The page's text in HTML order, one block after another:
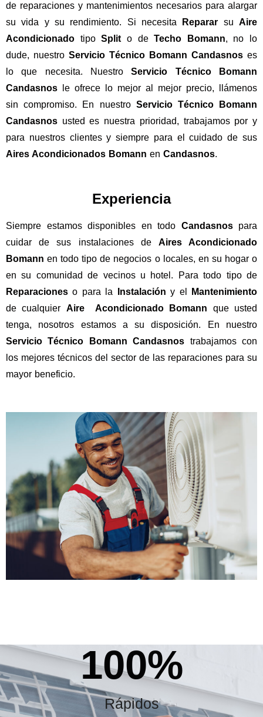
de reparaciones y mantenimientos necesarios para alargar
su vida y su rendimiento. Si necesita
Reparar suAire
Acondicionado tipoSplit o deTecho Bomann, no lo
dude, nuestro Servicio Técnico Bomann Candasnos es
lo que necesita. NuestroServicio Técnico Bomann
Candasnos
le ofrece lo mejor al mejor precio, llámenos
sin compromiso. En nuestro Servicio Técnico Bomann
Candasnos usted es nuestra prioridad, trabajamos por y
para nuestros clientes y siempre para el cuidado de sus
Aires Acondicionados Bomann en Candasnos.
Experiencia
Siempre estamos disponibles en todo Candasnospara
cuidar de sus instalaciones de Aires Acondicionado
Bomann en todo tipo de negocios o locales, en su hogar o
en su comunidad de vecinos u hotel. Para todo tipo de
Reparaciones o para la Instalación y el
Mantenimiento
de cualquier Aire Acondicionado Bomann que usted
tenga, nosotros estamos a su disposición. En nuestro
Servicio Técnico Bomann Candasnos trabajamos con
los mejores técnicos del sector de las reparaciones para su
mayor beneficio.
Rápidos
100%